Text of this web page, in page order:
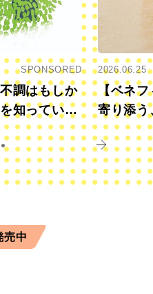
SPONSORED
調はもしか
知っていま
2026.06.25
【ベネフ
寄り添う
きに
売中